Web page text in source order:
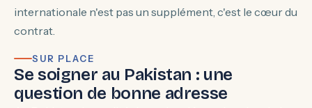
internationale n'est pas un supplément, c'est le cœur du
contrat.
SUR PLACE
Se soigner au Pakistan : une
question de bonne adresse